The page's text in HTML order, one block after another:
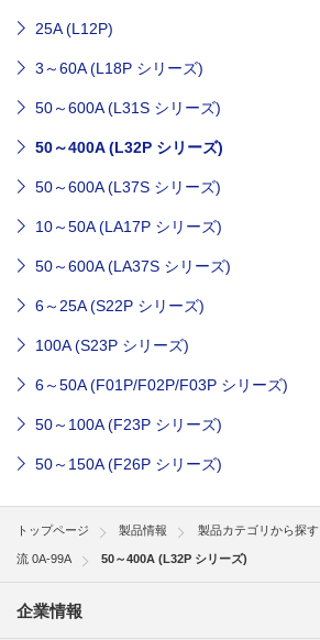
25A (L12P)
3～60A (L18P シリーズ)
50～600A (L31S シリーズ)
50～400A (L32P シリーズ)
50～600A (L37S シリーズ)
10～50A (LA17P シリーズ)
50～600A (LA37S シリーズ)
6～25A (S22P シリーズ)
100A (S23P シリーズ)
6～50A (F01P/F02P/F03P シリーズ)
50～100A (F23P シリーズ)
50～150A (F26P シリーズ)
トップページ 製品情報 製品カテゴリから探す
流 0A-99A 50～400A (L32P シリーズ)
企業情報